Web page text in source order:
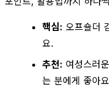
핵심: 오프숄더
요.
추천: 여성스러
는 분에게 좋아